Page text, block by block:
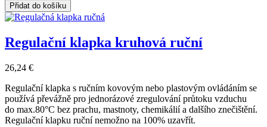
Přidat do košíku
Regulační klapka kruhová ruční
26,24 €
Regulační klapka s ručním kovovým nebo plastovým ovládáním se
používá převážně pro jednorázové zregulování průtoku vzduchu
do max.80°C bez prachu, mastnoty, chemikálií a dalšího znečištění.
Regulační klapku ruční nemožno na 100% uzavřít.